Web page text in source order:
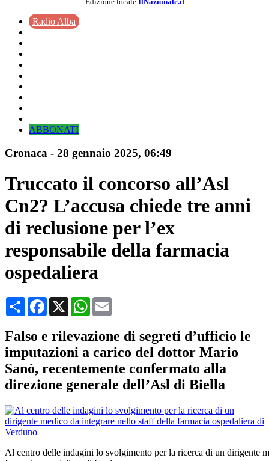
Radio Alba
ABBONATI
Cronaca - 28 gennaio 2025, 06:49
Truccato il concorso all’Asl
Cn2? L’accusa chiede tre anni
di reclusione per l’ex
responsabile della farmacia
ospedaliera
CondividiFacebook
X WhatsApp
Falso e rilevazione di segreti d’ufficio le
imputazioni a carico del dottor Mario
Sanò, recentemente confermato alla
direzione generale dell’Asl di Biella
Al centro delle indagini lo svolgimento per la ricerca di un dirigente